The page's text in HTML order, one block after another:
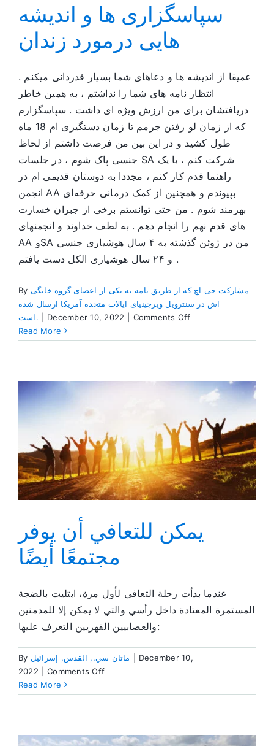
سپاسگزاری ها و اندیشه
هایی درمورد زندان
عمیقا از اندیشه ها و دعاهای شما بسیار قدردانی میکنم .
انتظار نامه های شما را نداشتم ، به همین خاطر
دریافتشان برای من ارزش ویژه ای داشت . سپاسگزارم
که از زمان لو رفتن جرمم تا زمان دستگیری ام 18 ماه
طول کشید و در این بین من فرصت داشتم از لحاظ
جنسی پاک شوم ، در جلسات SA شرکت کنم ، با یک
راهنما قدم کار کنم ، مجددا به دوستان قدیمی ام در
انجمن AA بپیوندم و همچنین از کمک درمانی حرفه‌ای
بهرمند شوم . من حتی توانستم برخی از جبران خسارت
های قدم نهم را انجام دهم . به لطف خداوند و انجمنهای
AA وSA من در ژوئن گذشته به ۴ سال هوشیاری جنسی
و ۲۴ سال هوشیاری الکل دست یافتم .
By مشارکت جی اچ که از طریق نامه‌ به یکی از اعضای گروه خانگی
اش در سنترویل ویرجینیای ایالات متحده آمریکا ارسال شده
است.
December 10, 2022 Comments Offon
ها
هایی
درمورد
Read More
يمكن للتعافي أن يوفر
مجتمعًا أيضًا
عندما بدأت رحلة التعافي لأول مرة، ابتليت بالضجة
المستمرة المعتادة داخل رأسي والتي لا يمكن إلا للمدمنين
والعصابيين القهريين التعرف عليها:
By ماتان سي., القدس, إسرائيل
December 10,
2022
Comments Offon
للتعافي
مجتمعًا
Read More